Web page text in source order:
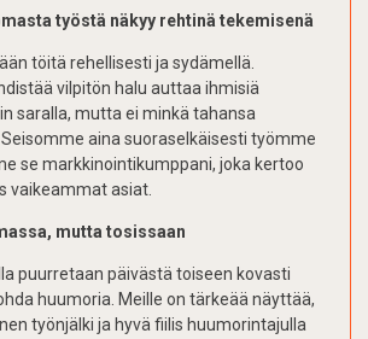
työstä näkyy rehtinä tekemisenä
töitä rehellisesti ja sydämellä.
vilpitön halu auttaa ihmisiä
saralla, mutta ei minkä tahansa
aina suoraselkäisesti työmme
se markkinointikumppani, joka kertoo
vaikeammat asiat.
mutta tosissaan
puurretaan päivästä toiseen kovasti
huumoria. Meille on tärkeää näyttää,
työnjälki ja hyvä fiilis huumorintajulla